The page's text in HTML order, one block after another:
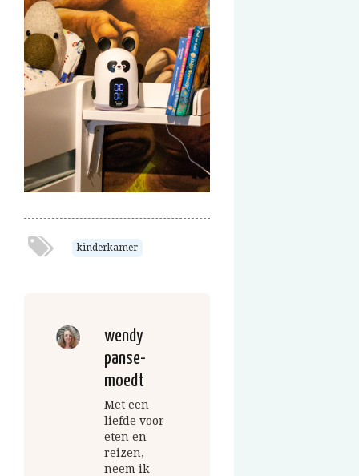
kinderkamer
wendy
panse-
moedt
Met een
liefde voor
eten en
reizen,
neem ik